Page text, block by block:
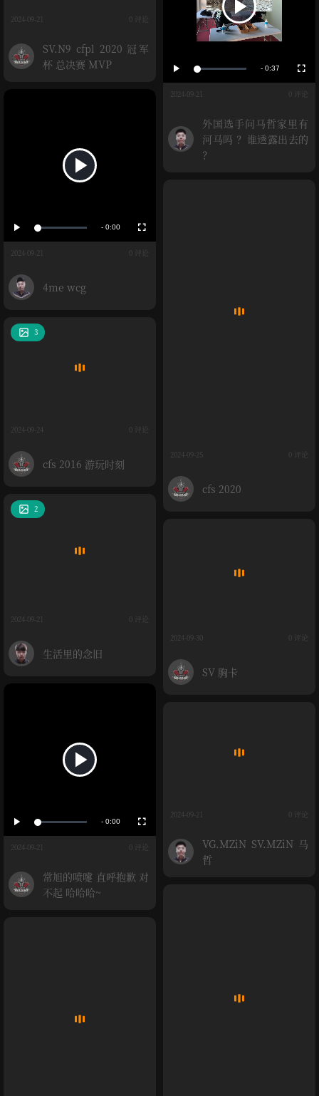
2024-09-21 0 评论
SV.N9 cfpl 2020 冠军
杯 总决赛 MVP
播
媒
体
加
完
成
:
%
时
间
- 0:37
2024-09-21 0 评论
外国选手问马哲家里有
河马吗 ？谁透露出去的
？
播
媒
加
完
成
:
- 0:00
2024-09-21 0 评论
4me wcg
2024-09-25 0 评论
cfs 2020
3
2024-09-24 0 评论
cfs 2016 游玩时刻
2
2024-09-21 0 评论
生活里的念旧
2024-09-30 0 评论
SV 胸卡
播
媒
体
加
完
成
:
时
- 0:00
2024-09-21 0 评论
常旭的喷嚏 直呼抱歉 对
不起 哈哈哈~
2024-09-21 0 评论
VG.MZiN SV.MZiN 马
哲